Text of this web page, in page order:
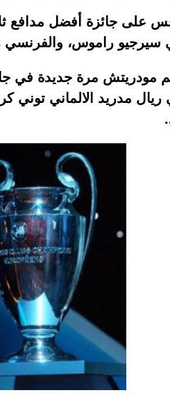
على جائزة أفضل مدافع
سيرجيو راموس، والفرنسي
مودريتش مرة جديدة في
ريال مدريد الالماني